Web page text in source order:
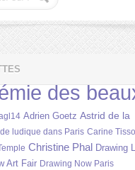
des
Adrien Goetz Astrid de la
ludique dans Paris Carine
Christine Phal Drawing
Art Fair Drawing Now Paris